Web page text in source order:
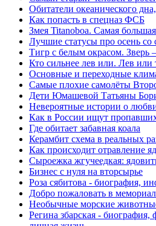
Обитатели океанического
Как попасть в спецназ ФСБ
Змея Titanoboa. Самая
Лучшие статусы про осень
Тигр с белым окрасом. Зверь
Кто сильнее лев или. Лев или
Основные и переходные
Самые плохие самолёты
Дети Юмашевой Татьяны
Невероятные истории о
Как в России ищут
Где обитает забавная коала
Керамбит схема в реальных
Как происходит отравление
Сыроежка жгучеедкая:
Бизнес с нуля на вторсырье
Роза сябитова - биография,
Добро пожаловать в
Необычные морские
Регина збарская - биография,